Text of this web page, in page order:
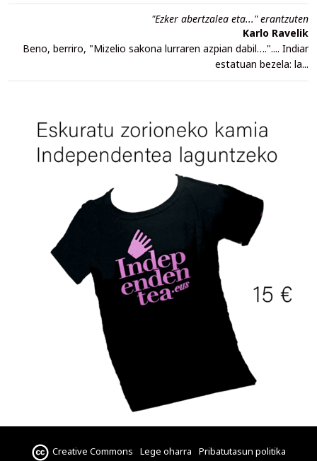
"Ezker abertzalea eta..." erantzuten
Karlo Ravelik
Beno, berriro, "Mizelio sakona lurraren azpian dabil….".... Indiar
estatuan bezela: la...
Creative Commons Lege oharra Pribatutasun politika